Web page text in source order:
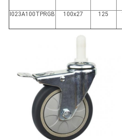
I023A100TPRGB 100x27 125